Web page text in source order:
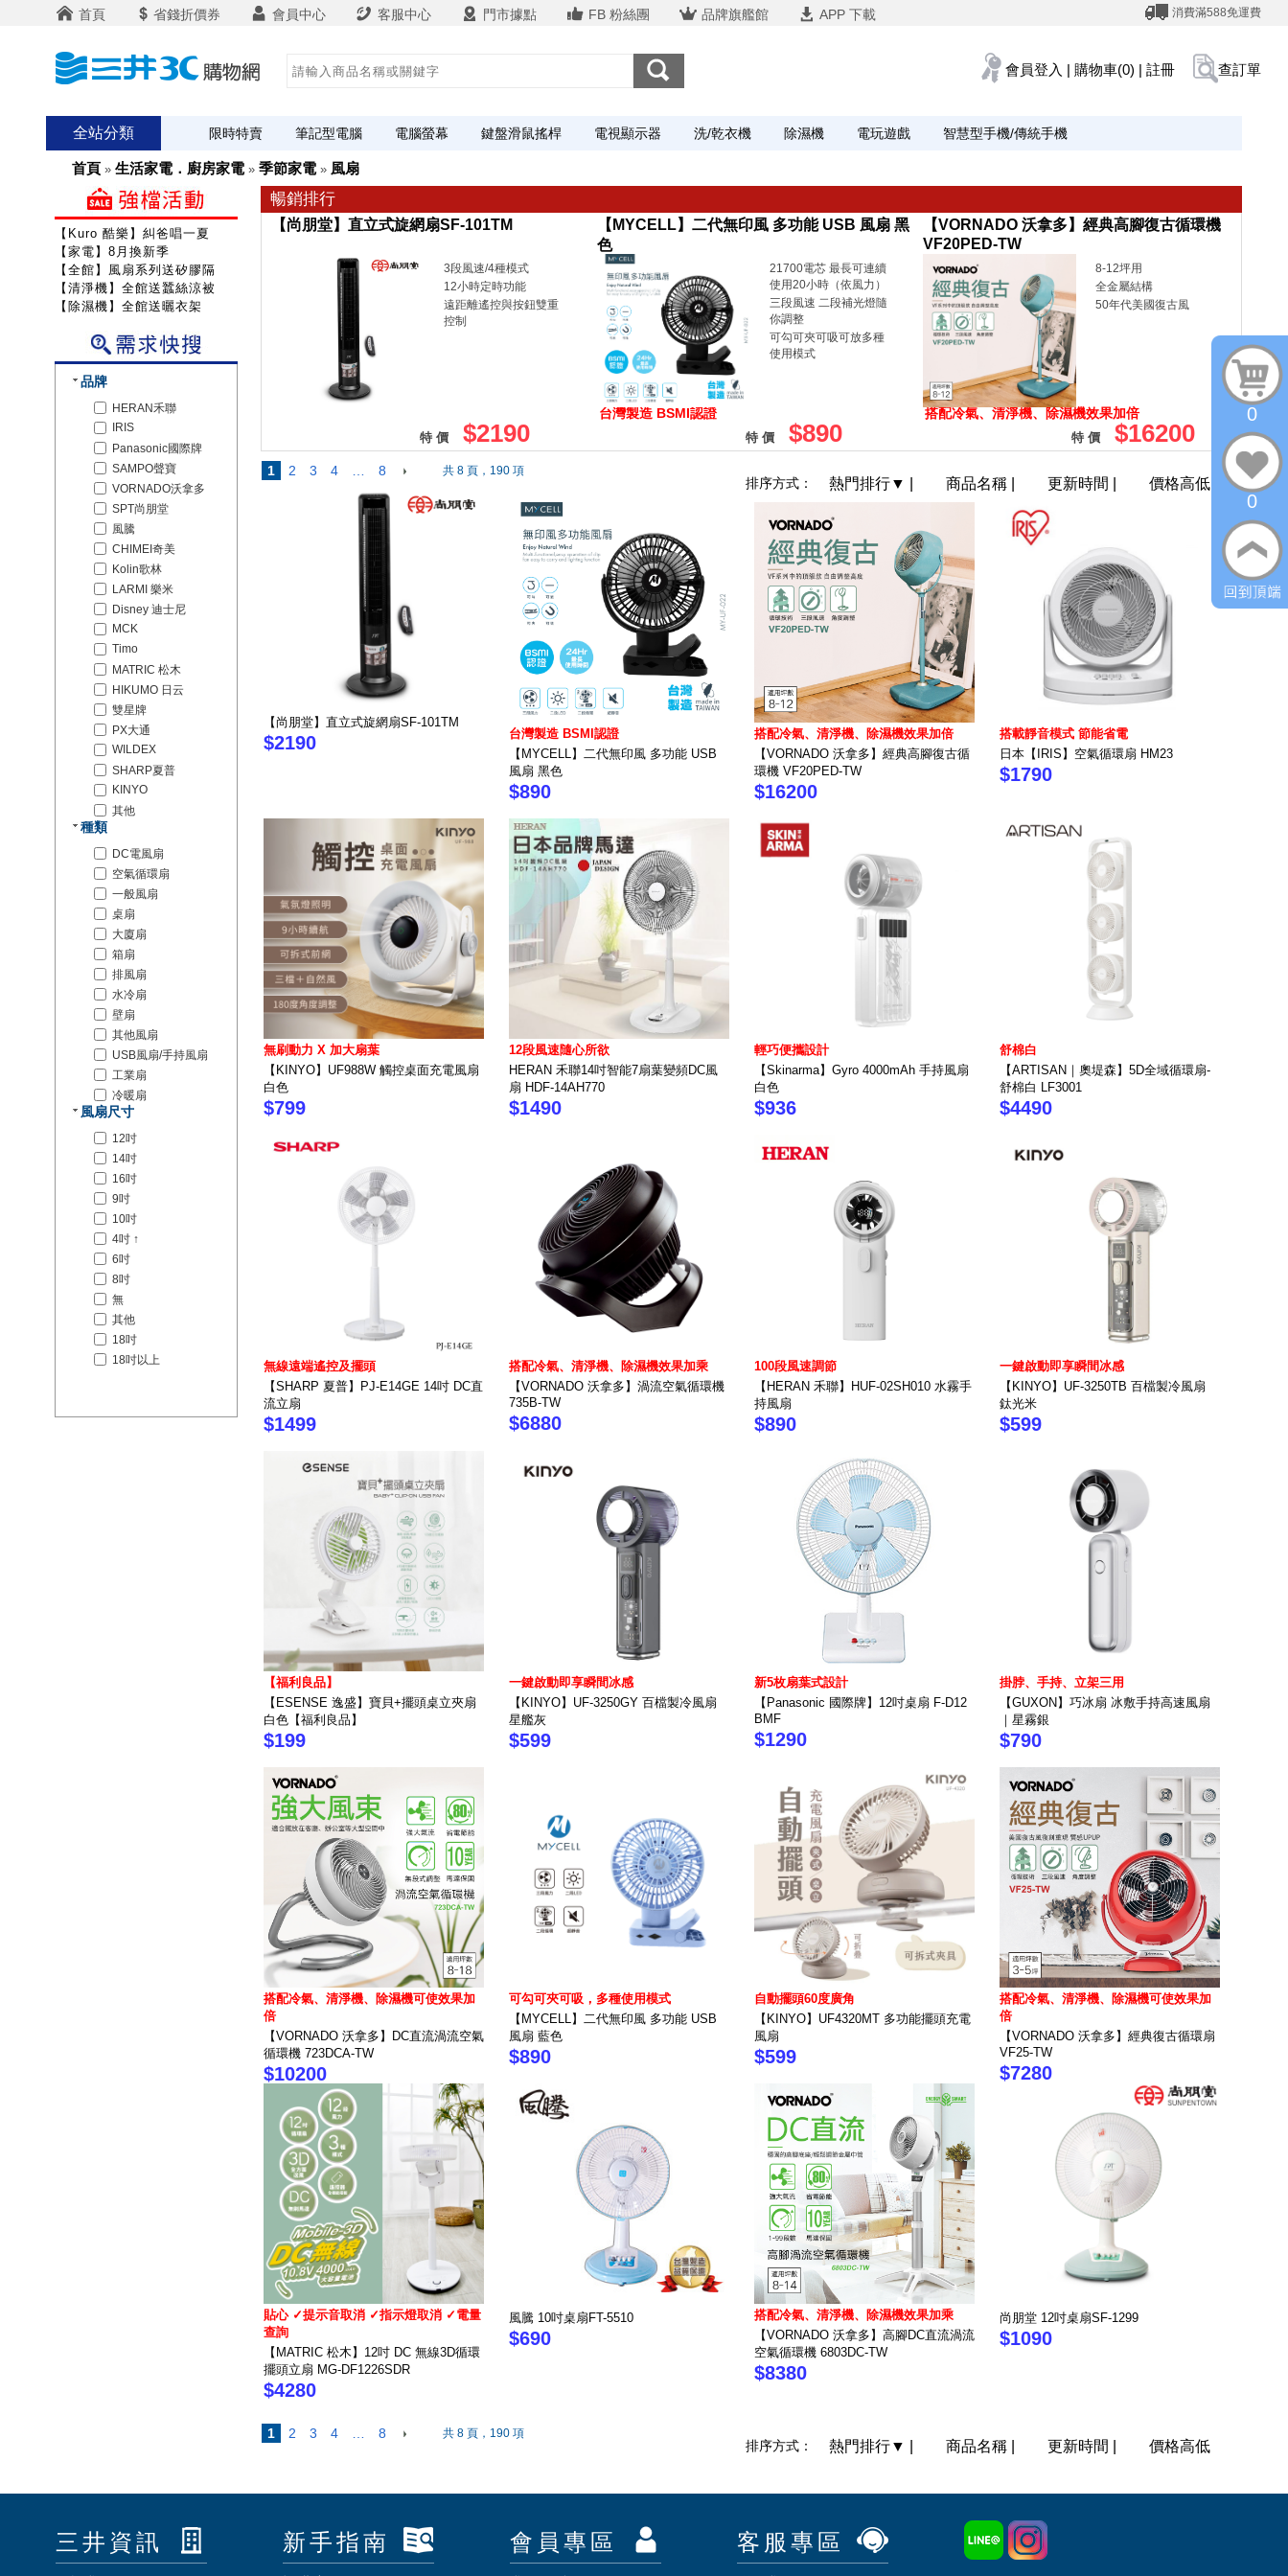
首頁 省錢折價券 會員中心 客服中心 門市據點 FB 粉絲團 品牌旗艦館 APP 下載 消費滿588免運費
會員登入 | 購物車(0) | 註冊 查訂單
全站分類 限時特賣 筆記型電腦 電腦螢幕 鍵盤滑鼠搖桿 電視顯示器 洗/乾衣機 除濕機 電玩遊戲 智慧型手機/傳統手機
首頁 » 生活家電．廚房家電» 季節家電» 風扇
暢銷排行
【尚朋堂】直立式旋網扇SF-101TM
3段風速/4種模式
12小時定時功能
遠距離遙控與按鈕雙重
控制
特 價 $2190
台灣製造 BSMI認證
【MYCELL】二代無印風 多功能 USB 風扇 黑
色
21700電芯 最長可連續
使用20小時（依風力）
三段風速 二段補光燈隨
你調整
可勾可夾可吸可放多種
使用模式
特 價 $890
搭配冷氣、清淨機、除濕機效果加倍
【VORNADO 沃拿多】經典高腳復古循環機
VF20PED-TW
8-12坪用
全金屬結構
50年代美國復古風
特 價 $16200
1 2 3 4 8 共 8 頁，190 項
排序方式： 熱門排行▼ 商品名稱 更新時間 價格高低
【尚朋堂】直立式旋網扇SF-101TM
$2190
台灣製造 BSMI認證
【MYCELL】二代無印風 多功能 USB
風扇 黑色
$890
搭配冷氣、清淨機、除濕機效果加倍
【VORNADO 沃拿多】經典高腳復古循
環機 VF20PED-TW
$16200
搭載靜音模式 節能省電
日本【IRIS】空氣循環扇 HM23
$1790
無刷動力 X 加大扇葉
【KINYO】UF988W 觸控桌面充電風扇
白色
$799
12段風速隨心所欲
HERAN 禾聯14吋智能7扇葉變頻DC風
扇 HDF-14AH770
$1490
輕巧便攜設計
【Skinarma】Gyro 4000mAh 手持風扇
白色
$936
舒棉白
【ARTISAN｜奧堤森】5D全域循環扇-
舒棉白 LF3001
$4490
無線遠端遙控及擺頭
【SHARP 夏普】PJ-E14GE 14吋 DC直
流立扇
$1499
搭配冷氣、清淨機、除濕機效果加乘
【VORNADO 沃拿多】渦流空氣循環機
735B-TW
$6880
100段風速調節
【HERAN 禾聯】HUF-02SH010 水霧手
持風扇
$890
一鍵啟動即享瞬間冰感
【KINYO】UF-3250TB 百檔製冷風扇
鈦光米
$599
【福利良品】
【ESENSE 逸盛】寶貝+擺頭桌立夾扇
白色【福利良品】
$199
一鍵啟動即享瞬間冰感
【KINYO】UF-3250GY 百檔製冷風扇
星艦灰
$599
新5枚扇葉式設計
【Panasonic 國際牌】12吋桌扇 F-D12
BMF
$1290
掛脖、手持、立架三用
【GUXON】巧冰扇 冰敷手持高速風扇
｜星霧銀
$790
搭配冷氣、清淨機、除濕機可使效果加
倍
【VORNADO 沃拿多】DC直流渦流空氣
循環機 723DCA-TW
$10200
可勾可夾可吸，多種使用模式
【MYCELL】二代無印風 多功能 USB
風扇 藍色
$890
自動擺頭60度廣角
【KINYO】UF4320MT 多功能擺頭充電
風扇
$599
搭配冷氣、清淨機、除濕機可使效果加
倍
【VORNADO 沃拿多】經典復古循環扇
VF25-TW
$7280
貼心 ✓提示音取消 ✓指示燈取消 ✓電量
查詢
【MATRIC 松木】12吋 DC 無線3D循環
擺頭立扇 MG-DF1226SDR
$4280
風騰 10吋桌扇FT-5510
$690
搭配冷氣、清淨機、除濕機效果加乘
【VORNADO 沃拿多】高腳DC直流渦流
空氣循環機 6803DC-TW
$8380
尚朋堂 12吋桌扇SF-1299
$1090
1 2 3 4 8 共 8 頁，190 項
排序方式： 熱門排行▼ 商品名稱 更新時間 價格高低
【Kuro 酷樂】糾爸唱一夏
【家電】8月換新季
【全館】風扇系列送矽膠隔熱組
【清淨機】全館送蠶絲涼被
【除濕機】全館送曬衣架
品牌
HERAN禾聯
IRIS
Panasonic國際牌
SAMPO聲寶
VORNADO沃拿多
SPT尚朋堂
風騰
CHIMEI奇美
Kolin歌林
LARMI 樂米
Disney 迪士尼
MCK
Timo
MATRIC 松木
HIKUMO 日云
雙星牌
PX大通
WILDEX
SHARP夏普
KINYO
其他
種類
DC電風扇
空氣循環扇
一般風扇
桌扇
大廈扇
箱扇
排風扇
水冷扇
壁扇
其他風扇
USB風扇/手持風扇
工業扇
冷暖扇
風扇尺寸
12吋
14吋
16吋
9吋
10吋
4吋 ↑
6吋
8吋
無
其他
18吋
18吋以上
三井資訊 新手指南 會員專區 客服專區
0
0